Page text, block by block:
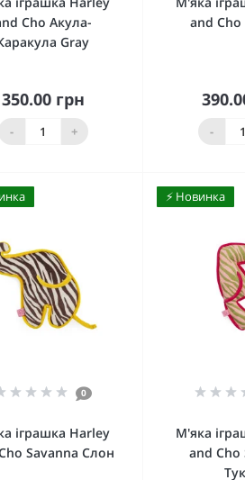
Cho Акула-
Gray
350.00 грн
- +
Купити
and Cho
-
0
іграшка Harley
Savanna Слон
⚡️ Новинка
М'яка
and Cho